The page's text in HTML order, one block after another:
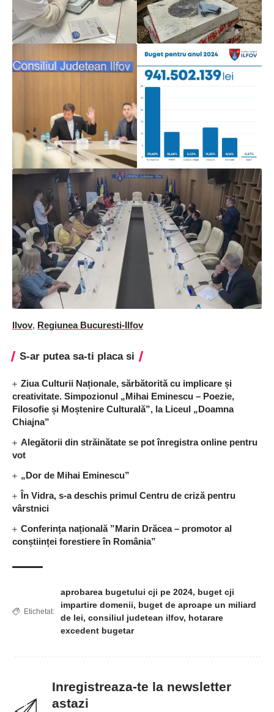
Ilvov, Regiunea Bucuresti-Ilfov
S-ar putea sa-ti placa si
Ziua Culturii Naționale, sărbătorită cu implicare și
creativitate. Simpozionul „Mihai Eminescu – Poezie,
Filosofie și Moștenire Culturală”, la Liceul „Doamna
Chiajna”
Alegătorii din străinătate se pot înregistra online pentru
vot
„Dor de Mihai Eminescu”
În Vidra, s-a deschis primul Centru de criză pentru
vârstnici
Conferința națională ”Marin Drăcea – promotor al
conștiinței forestiere în România”
Etichetat:
aprobarea bugetului cji pe 2024, buget cji
impartire domenii, buget de aproape un miliard
de lei, consiliul judetean ilfov, hotarare
excedent bugetar
Inregistreaza-te la newsletter
astazi